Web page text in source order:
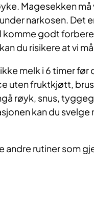
Magesekken
narkosen. Det
komme godt
du risikere at vi
melk i 6 timer før
uten fruktkjøtt,
røyk, snus,
kan du
rutiner som